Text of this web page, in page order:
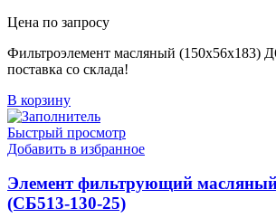
Цена по запросу
Фильтроэлемент масляный (150х56х183)
поставка со склада!
В корзину
Быстрый просмотр
Добавить в избранное
Элемент фильтрующий
(СБ513-130-25)